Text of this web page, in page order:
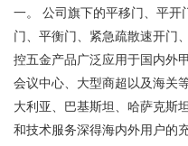
一。 公司旗下的平移门、平开
门、平衡门、紧急疏散速开门
控五金产品广泛应用于国内外
会议中心、大型商超以及海关
大利亚、巴基斯坦、哈萨克斯
和技术服务深得海内外用户的